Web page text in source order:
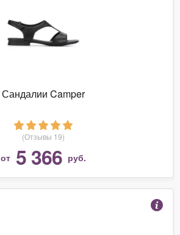
Сандалии Camper
(Отзывы 19)
от 5 366 руб.